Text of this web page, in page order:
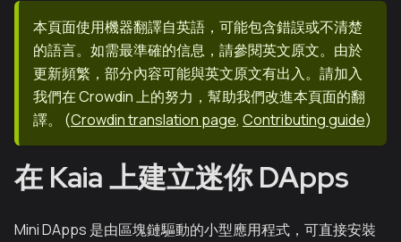
本頁面使用機器翻譯自英語，可能包含錯誤或不清楚
的語言。如需最準確的信息，請參閱英文原文。由於
更新頻繁，部分內容可能與英文原文有出入。請加入
我們在 Crowdin 上的努力，幫助我們改進本頁面的翻
譯。
(Crowdin translation page, Contributing guide)
在 Kaia 上建立迷你 DApps
Mini DApps 是由區塊鏈驅動的小型應用程式，可直接安裝